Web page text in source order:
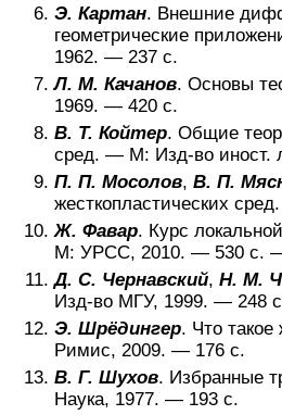
Э. Картан. Внешние
геометрические
1962. — 237 с.
Л. М. Качанов. Основы
1969. — 420 с.
В. Т. Койтер. Общие
сред. — М: Изд-во иност.
П. П. Мосолов, В. П.
жесткопластических сред
Ж. Фавар. Курс
М: УРСС, 2010. — 530 с.
Д. С. Чернавский, Н. М.
Изд-во МГУ, 1999. — 248
Э. Шрёдингер. Что
Римис, 2009. — 176 с.
В. Г. Шухов. Избранные
Наука, 1977. — 193 с.